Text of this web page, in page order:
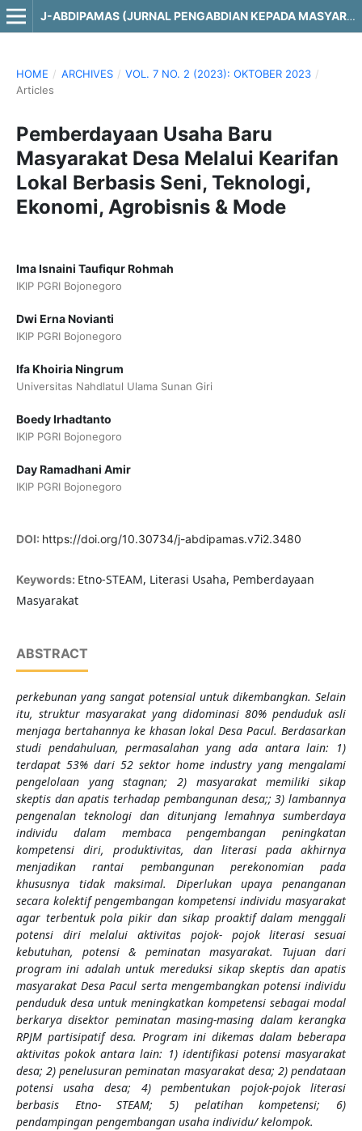
J-ABDIPAMAS (JURNAL PENGABDIAN KEPADA MASYARAKAT)
HOME / ARCHIVES / VOL. 7 NO. 2 (2023): OKTOBER 2023 /
Articles
Pemberdayaan Usaha Baru
Masyarakat Desa Melalui Kearifan
Lokal Berbasis Seni, Teknologi,
Ekonomi, Agrobisnis & Mode
Ima Isnaini Taufiqur Rohmah
IKIP PGRI Bojonegoro
Dwi Erna Novianti
IKIP PGRI Bojonegoro
Ifa Khoiria Ningrum
Universitas Nahdlatul Ulama Sunan Giri
Boedy Irhadtanto
IKIP PGRI Bojonegoro
Day Ramadhani Amir
IKIP PGRI Bojonegoro
DOI: https://doi.org/10.30734/j-abdipamas.v7i2.3480
Keywords: Etno-STEAM, Literasi Usaha, Pemberdayaan
Masyarakat
ABSTRACT
perkebunan yang sangat potensial untuk dikembangkan. Selain
itu, struktur masyarakat yang didominasi 80% penduduk asli
menjaga bertahannya ke khasan lokal Desa Pacul. Berdasarkan
studi pendahuluan, permasalahan yang ada antara lain: 1)
terdapat 53% dari 52 sektor home industry yang mengalami
pengelolaan yang stagnan; 2) masyarakat memiliki sikap
skeptis dan apatis terhadap pembangunan desa;; 3) lambannya
pengenalan teknologi dan ditunjang lemahnya sumberdaya
individu dalam membaca pengembangan peningkatan
kompetensi diri, produktivitas, dan literasi pada akhirnya
menjadikan rantai pembangunan perekonomian pada
khususnya tidak maksimal. Diperlukan upaya penanganan
secara kolektif pengembangan kompetensi individu masyarakat
agar terbentuk pola pikir dan sikap proaktif dalam menggali
potensi diri melalui aktivitas pojok- pojok literasi sesuai
kebutuhan, potensi & peminatan masyarakat. Tujuan dari
program ini adalah untuk mereduksi sikap skeptis dan apatis
masyarakat Desa Pacul serta mengembangkan potensi individu
penduduk desa untuk meningkatkan kompetensi sebagai modal
berkarya disektor peminatan masing-masing dalam kerangka
RPJM partisipatif desa. Program ini dikemas dalam beberapa
aktivitas pokok antara lain: 1) identifikasi potensi masyarakat
desa; 2) penelusuran peminatan masyarakat desa; 2) pendataan
potensi usaha desa; 4) pembentukan pojok-pojok literasi
berbasis Etno- STEAM; 5) pelatihan kompetensi; 6)
pendampingan pengembangan usaha individu/ kelompok.